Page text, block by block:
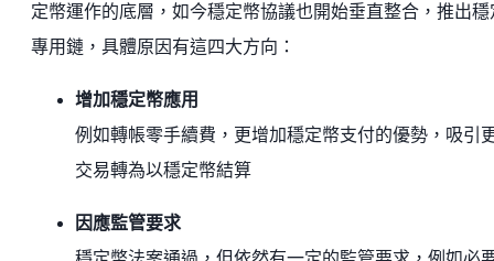
定幣運作的底層，如今穩定幣協議也開始垂直整合，推出穩
專用鏈，具體原因有這四大方向：
增加穩定幣應用
例如轉帳零手續費，更增加穩定幣支付的優勢，吸引
交易轉為以穩定幣結算
因應監管要求